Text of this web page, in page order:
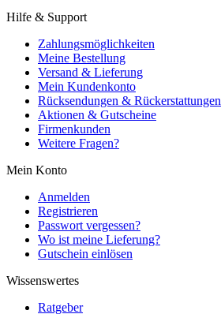
Hilfe & Support
Zahlungsmöglichkeiten
Meine Bestellung
Versand & Lieferung
Mein Kundenkonto
Rücksendungen & Rückerstattungen
Aktionen & Gutscheine
Firmenkunden
Weitere Fragen?
Mein Konto
Anmelden
Registrieren
Passwort vergessen?
Wo ist meine Lieferung?
Gutschein einlösen
Wissenswertes
Ratgeber